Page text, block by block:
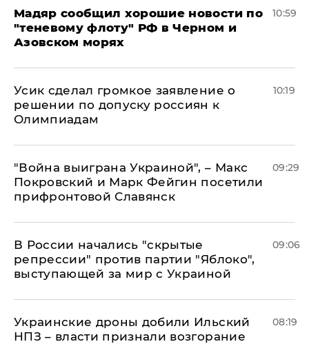
Мадяр сообщил хорошие новости по
"теневому флоту" РФ в Черном и
Азовском морях
10:59
Усик сделал громкое заявление о
решении по допуску россиян к
Олимпиадам
10:19
"Война выиграна Украиной", – Макс
Покровский и Марк Фейгин посетили
прифронтовой Славянск
09:29
В России начались "скрытые
репрессии" против партии "Яблоко",
выступающей за мир с Украиной
09:06
Украинские дроны добили Ильский
НПЗ – власти признали возгорание
08:19